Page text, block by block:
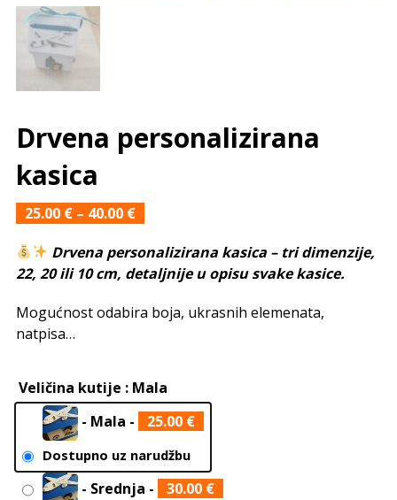
Drvena personalizirana
kasica
25.00 €– 40.00 €
Drvena personalizirana kasica – tri dimenzije,
22, 20 ili 10 cm, detaljnije u opisu svake kasice.
Mogućnost odabira boja, ukrasnih elemenata,
natpisa…
Veličina kutije : Mala
- Mala - 25.00 €
Dostupno uz narudžbu
- Srednja - 30.00 €